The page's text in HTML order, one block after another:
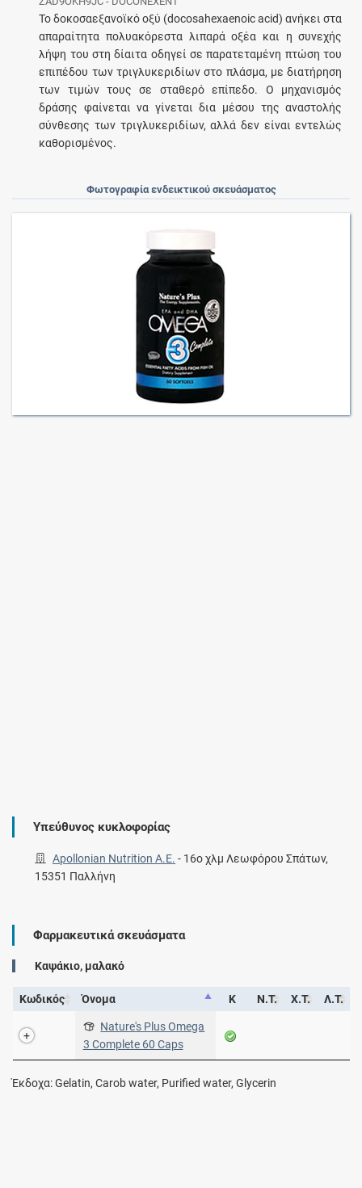
Το δοκοσαεξανοϊκό οξύ (docosahexaenoic acid) ανήκει στα
απαραίτητα πολυακόρεστα λιπαρά οξέα και η συνεχής
λήψη του στη δίαιτα οδηγεί σε παρατεταμένη πτώση του
επιπέδου των τριγλυκεριδίων στο πλάσμα, με διατήρηση
των τιμών τους σε σταθερό επίπεδο. O μηχανισμός
δράσης φαίνεται να γίνεται δια μέσου της αναστολής
σύνθεσης των τριγλυκεριδίων, αλλά δεν είναι εντελώς
καθορισμένος.
Φωτογραφία ενδεικτικού σκευάσματος
Υπεύθυνος κυκλοφορίας
Apollonian Nutrition A.E. - 16ο χλμ Λεωφόρου Σπάτων,
15351 Παλλήνη
Φαρμακευτικά σκευάσματα
Καψάκιο, μαλακό
Κωδικός Όνομα Κ Ν.Τ. Χ.Τ. Λ.Τ.
Nature's Plus Omega
3 Complete 60 Caps
Έκδοχα: Gelatin, Carob water, Purified water, Glycerin